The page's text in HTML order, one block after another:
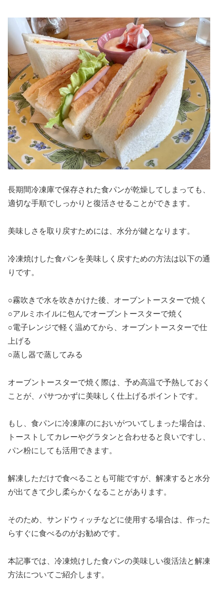
長期間冷凍庫で保存された食パンが乾燥してしまっても、
適切な手順でしっかりと復活させることができます。
美味しさを取り戻すためには、水分が鍵となります。
冷凍焼けした食パンを美味しく戻すための方法は以下の通
りです。
○霧吹きで水を吹きかけた後、オーブントースターで焼く
○アルミホイルに包んでオーブントースターで焼く
○電子レンジで軽く温めてから、オーブントースターで仕
上げる
○蒸し器で蒸してみる
オーブントースターで焼く際は、予め高温で予熱しておく
ことが、パサつかずに美味しく仕上げるポイントです。
もし、食パンに冷凍庫のにおいがついてしまった場合は、
トーストしてカレーやグラタンと合わせると良いですし、
パン粉にしても活用できます。
解凍しただけで食べることも可能ですが、解凍すると水分
が出てきて少し柔らかくなることがあります。
そのため、サンドウィッチなどに使用する場合は、作った
らすぐに食べるのがお勧めです。
本記事では、冷凍焼けした食パンの美味しい復活法と解凍
方法についてご紹介します。